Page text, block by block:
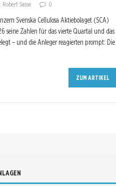
Robert Sasse 0
Svenska Cellulosa Aktiebolaget (SCA)
seine Zahlen für das vierte Quartal und das
– und die Anleger reagierten prompt: Die
ZUM ARTIKEL